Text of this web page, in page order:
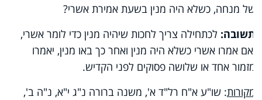
של מנחה, כשלא היה מנין בשעת אמירת אשרי?
תשובה: לכתחילה צריך לחכות שיהיה מנין כדי לומר אשרי,
ואם אמרו אשרי כשלא היה מנין ואחר כך באו מנין, יאמרו
מזמור אחד או שלושה פסוקים לפני הקדיש.
מקורות: שו"ע א"ח רל"ד א', משנה ברורה נ"ג י"א, נ"ה ב',